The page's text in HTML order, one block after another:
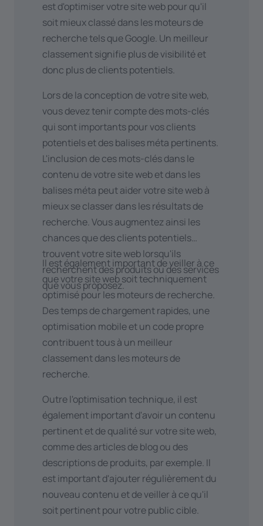
est d'optimiser votre site web pour qu'il
soit mieux classé dans les moteurs de
recherche tels que Google. Un meilleur
classement signifie plus de visibilité et
donc plus de clients potentiels.
Lors de la conception de votre site web,
vous devez tenir compte des mots-clés
qui sont importants pour vos clients
potentiels et des balises méta pertinents.
L'inclusion de ces mots-clés dans le
contenu de votre site web et dans les
balises méta peut aider votre site web à
mieux se classer dans les résultats de
recherche. Vous augmentez ainsi les
chances que des clients potentiels
trouvent votre site web lorsqu'ils
recherchent des produits ou des services
que vous proposez.
Il est également important de veiller à ce
que votre site web soit techniquement
optimisé pour les moteurs de recherche.
Des temps de chargement rapides, une
optimisation mobile et un code propre
contribuent tous à un meilleur
classement dans les moteurs de
recherche.
Outre l'optimisation technique, il est
également important d'avoir un contenu
pertinent et de qualité sur votre site web,
comme des articles de blog ou des
descriptions de produits, par exemple. Il
est important d'ajouter régulièrement du
nouveau contenu et de veiller à ce qu'il
soit pertinent pour votre public cible.
liens brisés ou les erreurs de code.
Optimisation mobile: assurez-vous
que votre site web fonctionne bien
sur les appareils mobiles, car Google
récompense les sites adaptés aux
mobiles en leur accordant un
meilleur classement.
Backlinks de qualité: Créez des
backlinks de qualité à partir de sites
web pertinents et dignes de
confiance. Cela augmentera
l'autorité de votre site web et
contribuera à améliorer votre
classement dans les résultats de
recherche. Vous ne savez pas
comment vous y prendre ? Lisez-en
plus à ce sujet dansnotre article de
blog.
Référencement local: pour les
entreprises locales, il est important
d'optimiser votre site web pour les
recherches locales. Inscrivez-vous à
Google My Business et veillez à ce
que les informations relatives à votre
entreprise soient répertoriées de
manière cohérente et précise. Nous
avons également rédigé un
article de
blog intéressant à ce sujet.
Création de contenu
: proposez à
vos visiteurs un contenu de valeur,
pertinent et actualisé. Cela permet
non seulement d'attirer plus de
trafic, mais aussi d'inciter d'autres
souhaitez lier un formulaire
d'inscription à votre site web ? En
utilisant des plateformes telles que
Mailchimpet Flexmail, nous pouvons
lier les inscriptions à votre newsletter
à votre site web.
Vous travaillez avec unsystème de
réservationou vous commandez des
chèques-cadeaux par l'intermédiaire
d'un système tel queResengo
Tablebooker? Ces plateformes
offrent plusieurs façons de relier le
module de réservation à votre site
web. En l'intégrant au site web, vous
vous assurez que les visiteurs
peuvent trouver toutes les
informations en un seul endroit, ce
qui les incite davantage à
entreprendre une action (par
exemple, faire une réservation).
Vous souhaitez intégrer des vidéos
deYouTubeouVimeosur votre site
web ? Vous créez des podcasts via
Spotify
que les visiteurs puissent les écouter
directement sur le site web ? C'est
également possible.
Utilisez-vous
Whise
pour vos biens
immobiliers, avez-vous un
CRM
comme Teamleader
ou utilisez-vous
CV Warehouse pour vos offres
d'emploi ? Nous nous ferons un plaisir
discuter avec vous